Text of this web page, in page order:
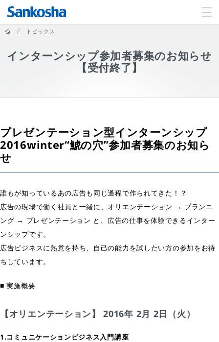
ホーム トピックス
インターンシップ参加者募集のお知らせ
【受付終了】
プレゼンテーション型インターンシップ
2016winter“鯱の穴”参加者募集のお知ら
せ
誰もが知っているあの広告も同じ過程で作られてきた！？
広告の現場で働く社員と一緒に、オリエンテーション → プランニ
ング → プレゼンテーション と、広告の仕事を体験できるインター
ンシップです。
広告ビジネスに熱意を持ち、自己の能力を試したい方の参加をお待
ちしています。
■ 実施概要
【オリエンテーション】 2016年 2月 2日（火）
1.コミュニケーションビジネス入門講座